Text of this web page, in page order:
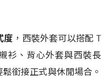
度 ，西裝外套可以搭配 T
衫、背心外套與西裝長
銜接正式與休閒場合。